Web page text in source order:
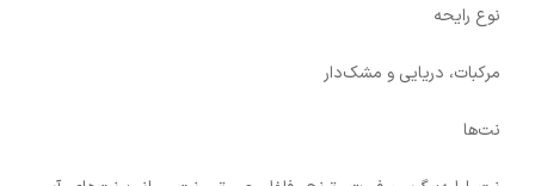
نوع رایحه
مرکبات، دریایی و مشک‌دار
نت‌ها